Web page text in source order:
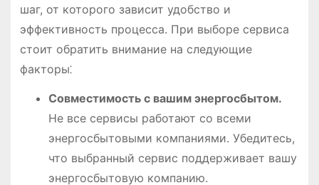
шаг, от которого зависит удобство и
эффективность процесса. При выборе сервиса
стоит обратить внимание на следующие
факторы⁚
Совместимость с вашим энергосбытом.
Не все сервисы работают со всеми
энергосбытовыми компаниями. Убедитесь,
что выбранный сервис поддерживает вашу
энергосбытовую компанию.